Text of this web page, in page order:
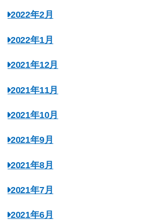
2022年2月
2022年1月
2021年12月
2021年11月
2021年10月
2021年9月
2021年8月
2021年7月
2021年6月